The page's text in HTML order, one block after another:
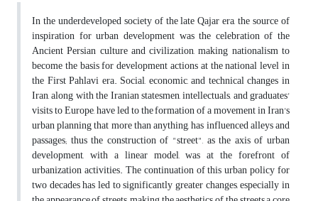
In the underdeveloped society of the late Qajar era, the source of
inspiration for urban development was the celebration of the
Ancient Persian culture and civilization, making nationalism to
become the basis for development actions at the national level in
the First Pahlavi era. Social, economic, and technical changes in
Iran, along with the Iranian statesmen, intellectuals, and graduates'
visits to Europe, have led to the formation of a movement in Iran's
urban planning that more than anything, has influenced alleys and
passages; thus the construction of "street", as the axis of urban
development, with a linear model, was at the forefront of
urbanization activities. The continuation of this urban policy for
two decades has led to significantly greater changes, especially in